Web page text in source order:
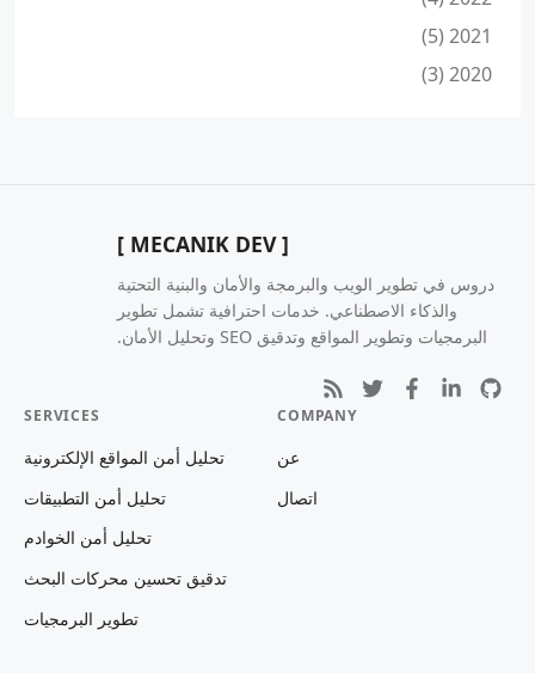
2021 (5)
2020 (3)
[ MECANIK DEV ]
دروس في تطوير الويب والبرمجة والأمان والبنية التحتية
والذكاء الاصطناعي. خدمات احترافية تشمل تطوير
البرمجيات وتطوير المواقع وتدقيق SEO وتحليل الأمان.
COMPANY
عن
اتصال
SERVICES
تحليل أمن المواقع الإلكترونية
تحليل أمن التطبيقات
تحليل أمن الخوادم
تدقيق تحسين محركات البحث
تطوير البرمجيات